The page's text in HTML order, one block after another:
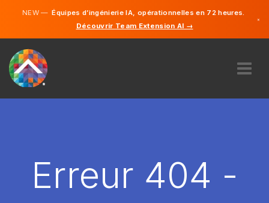
NEW —Équipes d’ingénierie IA, opérationnelles en 72 heures.
Découvrir Team Extension AI →
×
Erreur 404 -